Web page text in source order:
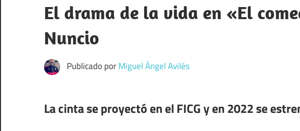
sonido
El drama de la vida en «El
Nuncio
Publicado porMiguel Ángel Avilés
La cinta se proyectó en el FICG y en 2022 se